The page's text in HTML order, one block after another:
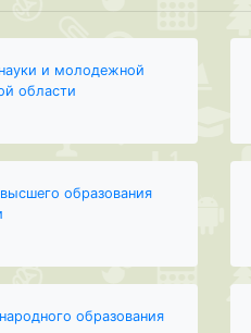
и молодежной
области
образования
образования